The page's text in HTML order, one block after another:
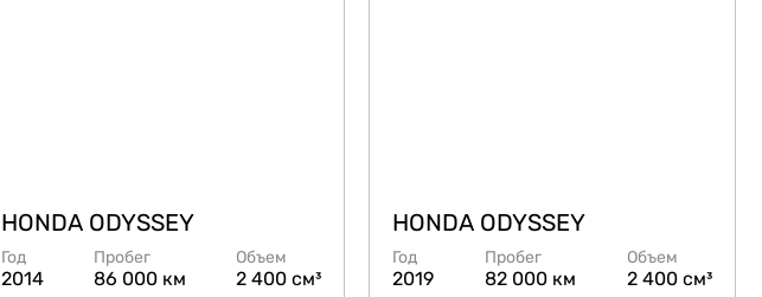
HONDA ODYSSEY
Год
2014
Пробег
86 000 км
Объем
2 400 см³
HONDA ODYSSEY
Год
2019
Пробег
82 000 км
Объем
2 400 см³